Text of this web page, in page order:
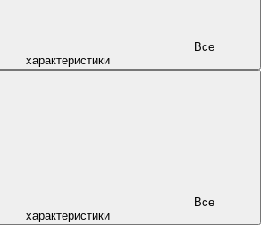
характеристики
характеристики